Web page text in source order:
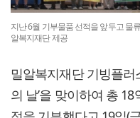
지난 6월 기부물품 선적을 앞두고 물
알복지재단 제공
밀알복지재단 기빙플러
의 날’을 맞이하여 총